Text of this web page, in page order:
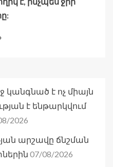
է ոչ միայն
է ենթարկվում
2026
արշավը ճնշման
07/08/2026